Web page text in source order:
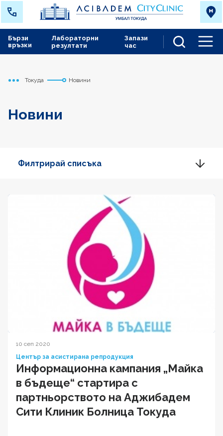
Лабораторни
резултати
Запази
час
Бързи
връзки
Начало
Токуда Новини
Новини
Филтрирай списъка
10 сеп 2020
Център за асистирана репродукция
Информационна кампания „Майка
в бъдеще“ стартира с
партньорството на Аджибадем
Сити Клиник Болница Токуда